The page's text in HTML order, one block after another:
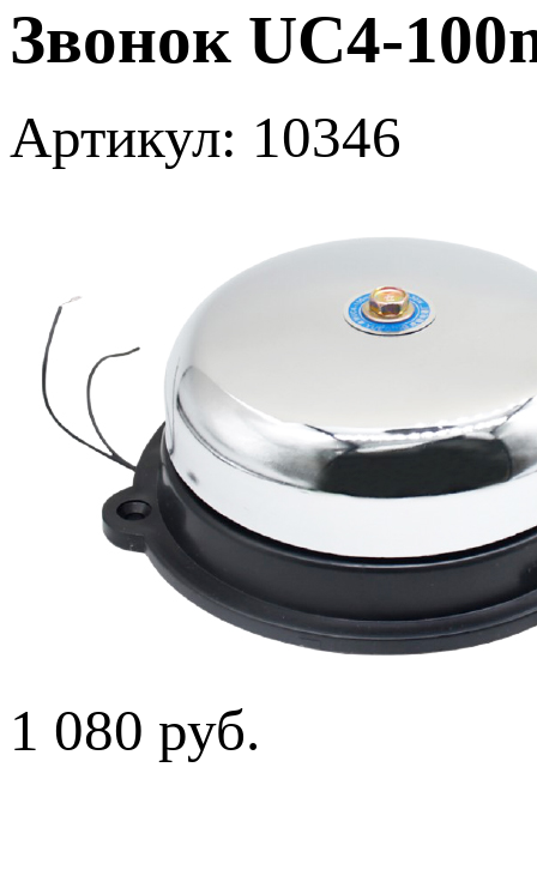
Звонок UC4-
Артикул: 10346
1 080 руб.